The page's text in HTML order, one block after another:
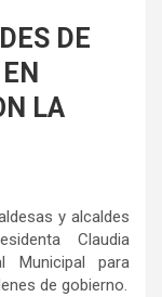
DE
LA
y alcaldes
Claudia
Municipal para
de gobierno.